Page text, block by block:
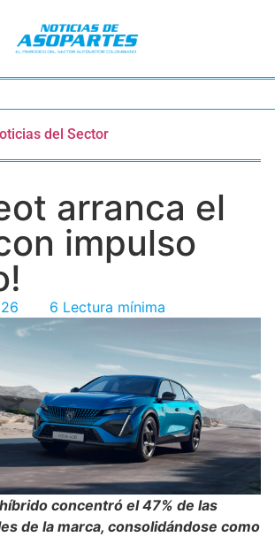
del Sector
arranca el
impulso
6 Lectura mínima
concentró el 47% de las
de la marca, consolidándose como